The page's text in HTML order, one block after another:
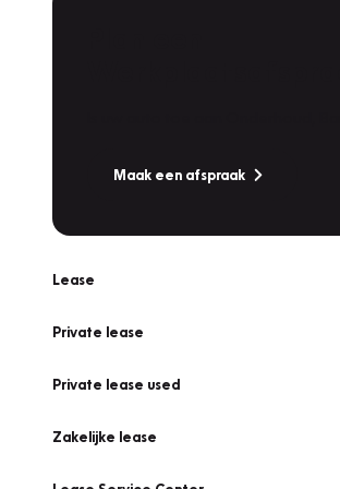
Maak een afspraak
Lease
Private lease
Private lease used
Zakelijke lease